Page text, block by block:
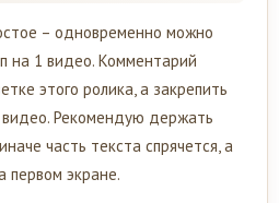
– одновременно можно
на 1 видео. Комментарий
этого ролика, а закрепить
Рекомендую держать
часть текста спрячется, а
первом экране.